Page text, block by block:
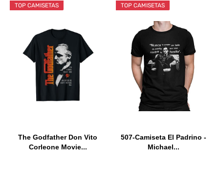
TOP CAMISETAS
The Godfather Don Vito
Corleone Movie...
TOP CAMISETAS
507-Camiseta El Padrino -
Michael...